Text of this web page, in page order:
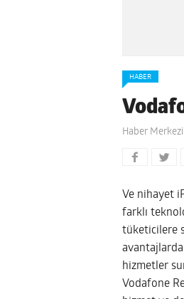
HABER
Haber Merkezi
Ve nihayet
farklı
tüketicilere
hizmetler
Vodafone